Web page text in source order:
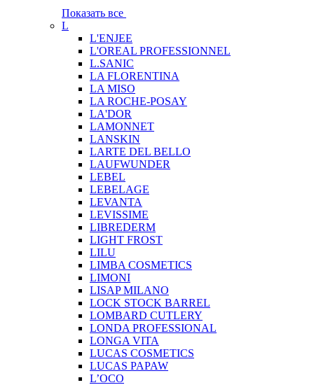
Показать все
L
L'ENJEE
L'OREAL PROFESSIONNEL
L.SANIC
LA FLORENTINA
LA MISO
LA ROCHE-POSAY
LA'DOR
LAMONNET
LANSKIN
LARTE DEL BELLO
LAUFWUNDER
LEBEL
LEBELAGE
LEVANTA
LEVISSIME
LIBREDERM
LIGHT FROST
LILU
LIMBA COSMETICS
LIMONI
LISAP MILANO
LOCK STOCK BARREL
LOMBARD CUTLERY
LONDA PROFESSIONAL
LONGA VITA
LUCAS COSMETICS
LUCAS PAPAW
L’OCO